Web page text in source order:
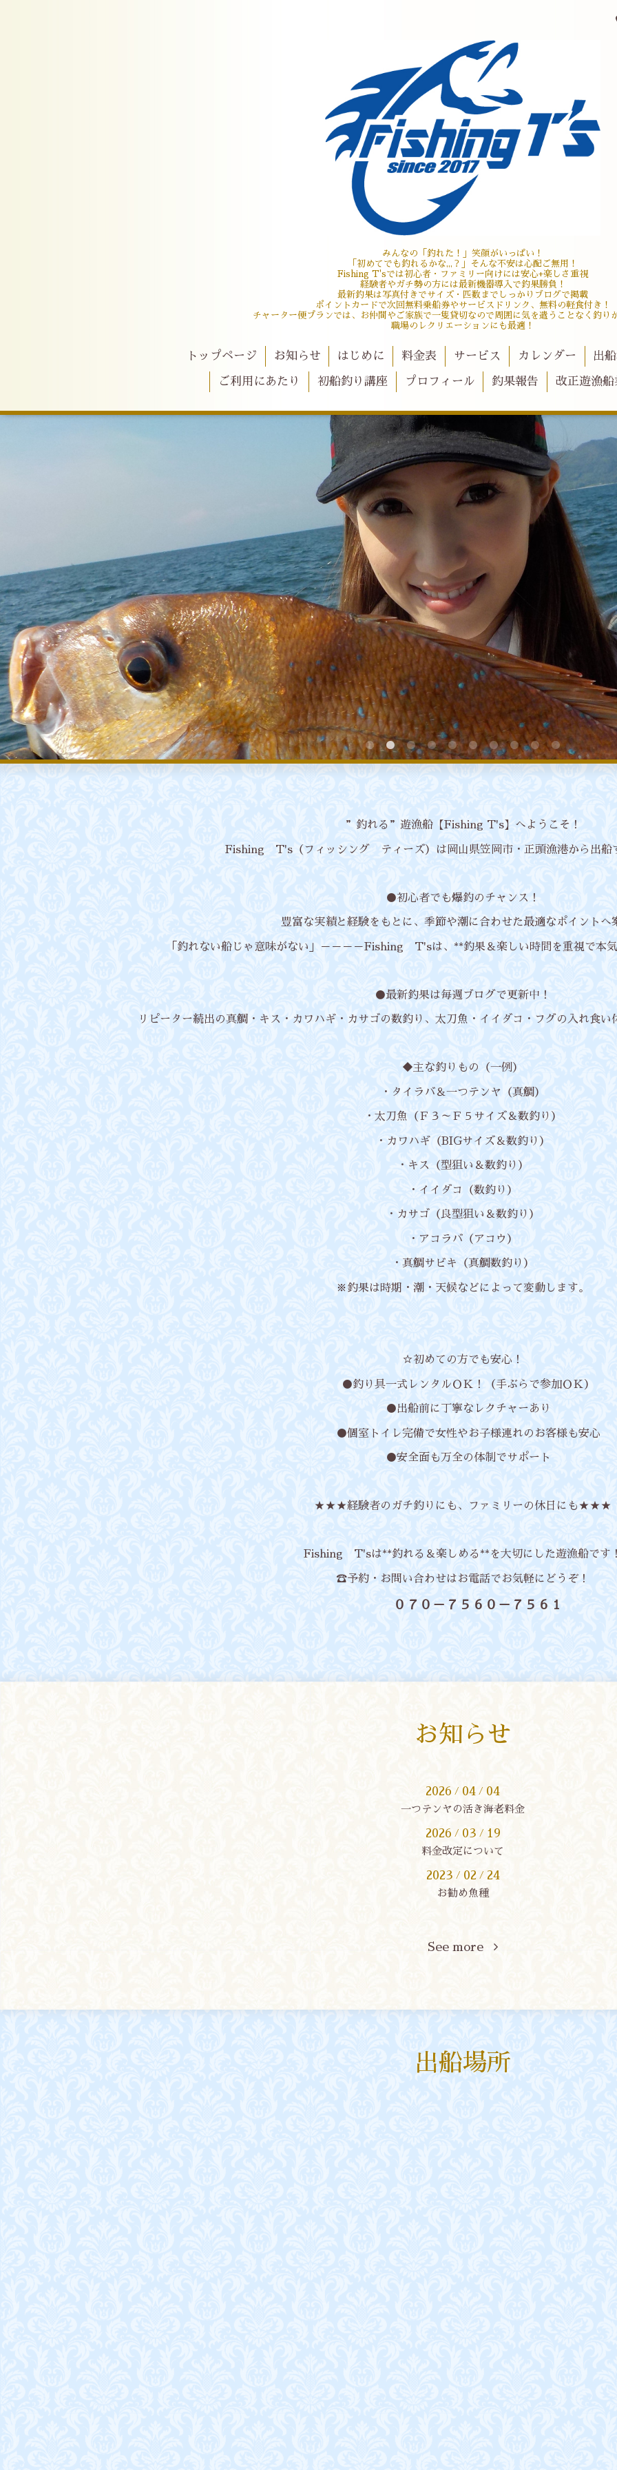
みんなの「釣れた！」笑顔がいっぱい！
「初めてでも釣れるかな,,,？」そんな不安は心配ご無用！
Fishing T'sでは初心者・ファミリー向けには安心+楽しさ重視
経験者やガチ勢の方には最新機器導入で釣果勝負！
最新釣果は写真付きでサイズ・匹数までしっかりブログで掲載
ポイントカードで次回無料乗船券やサービスドリンク、無料の軽食付き！
チャーター便プランでは、お仲間やご家族で一隻貸切なので周囲に気を遣うことなく釣り
職場のレクリエーションにも最適！
トップページ お知らせ はじめに 料金表 サービス カレンダー 出
ご利用にあたり 初船釣り講座 プロフィール 釣果報告 改正遊漁
”釣れる”遊漁船【Fishing T's】へようこそ！
Fishing T's（フィッシング ティーズ）は岡山県笠岡市・正頭漁港から出船
●初心者でも爆釣のチャンス！
豊富な実績と経験をもとに、季節や潮に合わせた最適なポイントへ
「釣れない船じゃ意味がない」－－－－Fishing T'sは、**釣果＆楽しい時間を重視で本
●最新釣果は毎週ブログで更新中！
リピーター続出の真鯛・キス・カワハギ・カサゴの数釣り、太刀魚・イイダコ・フグの入れ食
◆主な釣りもの（一例）
・タイラバ＆一つテンヤ（真鯛）
・太刀魚（Ｆ３～Ｆ５サイズ＆数釣り）
・カワハギ（BIGサイズ＆数釣り）
・キス（型狙い＆数釣り）
・イイダコ（数釣り）
・カサゴ（良型狙い＆数釣り）
・アコラバ（アコウ）
・真鯛サビキ（真鯛数釣り）
※釣果は時期・潮・天候などによって変動します。
☆初めての方でも安心！
●釣り具一式レンタルＯＫ！（手ぶらで参加ＯＫ）
●出船前に丁寧なレクチャーあり
●個室トイレ完備で女性やお子様連れのお客様も安心
●安全面も万全の体制でサポート
★★★経験者のガチ釣りにも、ファミリーの休日にも★★★
Fishing T'sは**釣れる＆楽しめる**を大切にした遊漁船です
☎予約・お問い合わせはお電話でお気軽にどうぞ！
０７０－７５６０－７５６１
お知らせ
2026 / 04 / 04
一つテンヤの活き海老料金
2026 / 03 / 19
料金改定について
2023 / 02 / 24
お勧め魚種
See more
出船場所